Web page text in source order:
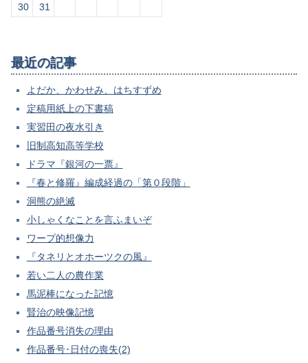
30 31
最近の記事
よだか、かわせみ、はちすずめ
定稿用紙上の下書稿
実習田の夜水引き
旧制高知高等学校
ドラマ『銀河の一票』
『春と修羅』編成経過の「第０段階」
洞熊の絶滅
小しゃくなことを言ふまいぞ
ワープ的想像力
『タネリとオホーツクの風』
若い二人の農作業
馬泥棒になった記憶
賢治の映像記憶
作品番号消失の理由
作品番号･日付の喪失(2)